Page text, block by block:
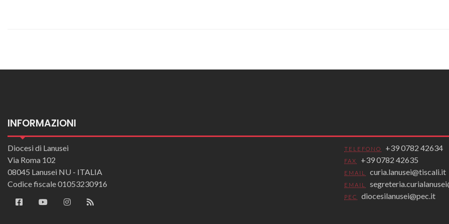
INFORMAZIONI
Diocesi di Lanusei
Via Roma 102
08045 Lanusei NU - ITALIA
Codice fiscale 01053230916
TELEFONO +39 0782 42634
FAX +39 0782 42635
EMAIL curia.lanusei@tiscali.it
EMAIL
PEC diocesilanusei@pec.it